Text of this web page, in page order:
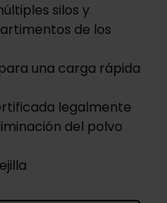
silos y
de los
una carga rápida
legalmente
del polvo